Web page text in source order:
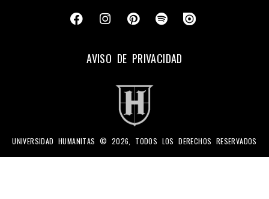
AVISO DE PRIVACIDAD
UNIVERSIDAD HUMANITAS © 2026, TODOS LOS DERECHOS RESERVADOS